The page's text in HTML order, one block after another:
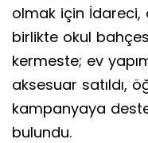
olmak için
birlikte okul
kermeste; ev
aksesuar satıldı,
kampanyaya
bulundu.